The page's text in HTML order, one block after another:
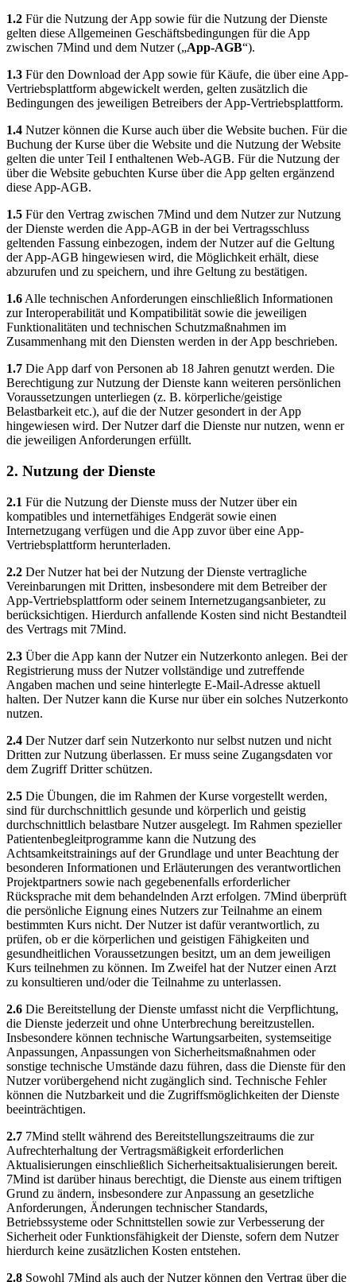
1.2 Für die Nutzung der App sowie für die Nutzung der Dienste
gelten diese Allgemeinen Geschäftsbedingungen für die App
zwischen 7Mind und dem Nutzer („App-AGB“).
1.3 Für den Download der App sowie für Käufe, die über eine App-
Vertriebsplattform abgewickelt werden, gelten zusätzlich die
Bedingungen des jeweiligen Betreibers der App-Vertriebsplattform.
1.4 Nutzer können die Kurse auch über die Website buchen. Für die
Buchung der Kurse über die Website und die Nutzung der Website
gelten die unter Teil I enthaltenen Web-AGB. Für die Nutzung der
über die Website gebuchten Kurse über die App gelten ergänzend
diese App-AGB.
1.5 Für den Vertrag zwischen 7Mind und dem Nutzer zur Nutzung
der Dienste werden die App-AGB in der bei Vertragsschluss
geltenden Fassung einbezogen, indem der Nutzer auf die Geltung
der App-AGB hingewiesen wird, die Möglichkeit erhält, diese
abzurufen und zu speichern, und ihre Geltung zu bestätigen.
1.6Alle technischen Anforderungen einschließlich Informationen
zur Interoperabilität und Kompatibilität sowie die jeweiligen
Funktionalitäten und technischen Schutzmaßnahmen im
Zusammenhang mit den Diensten werden in der App beschrieben.
1.7 Die App darf von Personen ab 18 Jahren genutzt werden. Die
Berechtigung zur Nutzung der Dienste kann weiteren persönlichen
Voraussetzungen unterliegen (z. B. körperliche/geistige
Belastbarkeit etc.), auf die der Nutzer gesondert in der App
hingewiesen wird. Der Nutzer darf die Dienste nur nutzen, wenn er
die jeweiligen Anforderungen erfüllt.
2. Nutzung der Dienste
2.1 Für die Nutzung der Dienste muss der Nutzer über ein
kompatibles und internetfähiges Endgerät sowie einen
Internetzugang verfügen und die App zuvor über eine App-
Vertriebsplattform herunterladen.
2.2 Der Nutzer hat bei der Nutzung der Dienste vertragliche
Vereinbarungen mit Dritten, insbesondere mit dem Betreiber der
App-Vertriebsplattform oder seinem Internetzugangsanbieter, zu
berücksichtigen. Hierdurch anfallende Kosten sind nicht Bestandteil
des Vertrags mit 7Mind.
2.3 Über die App kann der Nutzer ein Nutzerkonto anlegen. Bei der
Registrierung muss der Nutzer vollständige und zutreffende
Angaben machen und seine hinterlegte E-Mail-Adresse aktuell
halten. Der Nutzer kann die Kurse nur über ein solches Nutzerkonto
nutzen.
2.4 Der Nutzer darf sein Nutzerkonto nur selbst nutzen und nicht
Dritten zur Nutzung überlassen. Er muss seine Zugangsdaten vor
dem Zugriff Dritter schützen.
2.5 Die Übungen, die im Rahmen der Kurse vorgestellt werden,
sind für durchschnittlich gesunde und körperlich und geistig
durchschnittlich belastbare Nutzer ausgelegt. Im Rahmen spezieller
Patientenbegleitprogramme kann die Nutzung des
Achtsamkeitstrainings auf der Grundlage und unter Beachtung der
besonderen Informationen und Erläuterungen des verantwortlichen
Projektpartners sowie nach gegebenenfalls erforderlicher
Rücksprache mit dem behandelnden Arzt erfolgen. 7Mind überprüft
die persönliche Eignung eines Nutzers zur Teilnahme an einem
bestimmten Kurs nicht. Der Nutzer ist dafür verantwortlich, zu
prüfen, ob er die körperlichen und geistigen Fähigkeiten und
gesundheitlichen Voraussetzungen besitzt, um an dem jeweiligen
Kurs teilnehmen zu können. Im Zweifel hat der Nutzer einen Arzt
zu konsultieren und/oder die Teilnahme zu unterlassen.
2.6 Die Bereitstellung der Dienste umfasst nicht die Verpflichtung,
die Dienste jederzeit und ohne Unterbrechung bereitzustellen.
Insbesondere können technische Wartungsarbeiten, systemseitige
Anpassungen, Anpassungen von Sicherheitsmaßnahmen oder
sonstige technische Umstände dazu führen, dass die Dienste für den
Nutzer vorübergehend nicht zugänglich sind. Technische Fehler
können die Nutzbarkeit und die Zugriffsmöglichkeiten der Dienste
beeinträchtigen.
2.7 7Mind stellt während des Bereitstellungszeitraums die zur
Aufrechterhaltung der Vertragsmäßigkeit erforderlichen
Aktualisierungen einschließlich Sicherheitsaktualisierungen bereit.
7Mind ist darüber hinaus berechtigt, die Dienste aus einem triftigen
Grund zu ändern, insbesondere zur Anpassung an gesetzliche
Anforderungen, Änderungen technischer Standards,
Betriebssysteme oder Schnittstellen sowie zur Verbesserung der
Sicherheit oder Funktionsfähigkeit der Dienste, sofern dem Nutzer
hierdurch keine zusätzlichen Kosten entstehen.
2.8 Sowohl 7Mind als auch der Nutzer können den Vertrag über die